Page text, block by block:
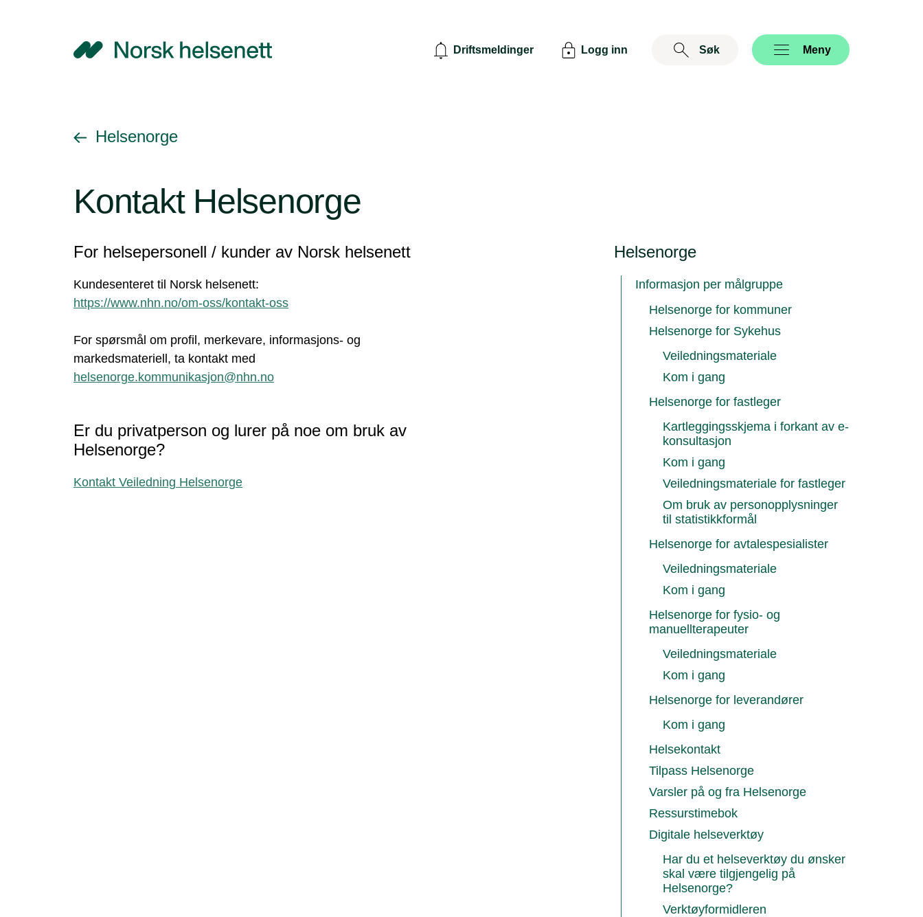
NHN Driftsmeldinger Logg inn Søk Åpne
Meny
Gå tilbake til
Helsenorge
Kontakt Helsenorge
For helsepersonell / kunder av Norsk helsenett
Kundesenteret til Norsk helsenett:
https://www.nhn.no/om-oss/kontakt-oss
For spørsmål om profil, merkevare, informasjons- og
markedsmateriell, ta kontakt med
helsenorge.kommunikasjon@nhn.no
Er du privatperson og lurer på noe om bruk av
Helsenorge?
Kontakt Veiledning Helsenorge
Helsenorge
Informasjon per målgruppe
Helsenorge for kommuner
Helsenorge for Sykehus
Veiledningsmateriale
Kom i gang
Helsenorge for fastleger
Kartleggingsskjema i forkant av e-
konsultasjon
Kom i gang
Veiledningsmateriale for fastleger
Om bruk av personopplysninger
til statistikkformål
Helsenorge for avtalespesialister
Veiledningsmateriale
Kom i gang
Helsenorge for fysio- og
manuellterapeuter
Veiledningsmateriale
Kom i gang
Helsenorge for leverandører
Kom i gang
Helsekontakt
Tilpass Helsenorge
Varsler på og fra Helsenorge
Ressurstimebok
Digitale helseverktøy
Har du et helseverktøy du ønsker
skal være tilgjengelig på
Helsenorge?
Verktøyformidleren